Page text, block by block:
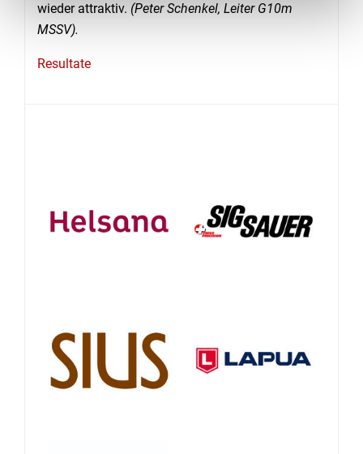
wieder attraktiv. (Peter Schenkel, Leiter G10m
MSSV).
Resultate